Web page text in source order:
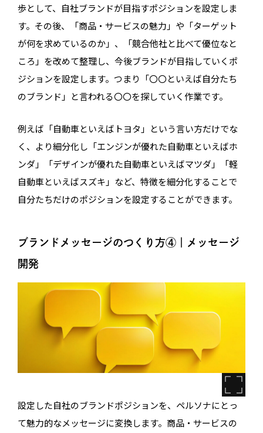
歩として、自社ブランドが目指すポジションを設定しま
す。その後、「商品・サービスの魅力」や「ターゲット
が何を求めているのか」、「競合他社と比べて優位なと
ころ」を改めて整理し、今後ブランドが目指していくポ
ジションを設定します。つまり「〇〇といえば自分たち
のブランド」と言われる〇〇を探していく作業です。
例えば「自動車といえばトヨタ」という言い方だけでな
く、より細分化し「エンジンが優れた自動車といえばホ
ンダ」「デザインが優れた自動車といえばマツダ」「軽
自動車といえばスズキ」など、特徴を細分化することで
自分たちだけのポジションを設定することができます。
ブランドメッセージのつくり方④｜メッセージ
開発
設定した自社のブランドポジションを、ペルソナにとっ
て魅力的なメッセージに変換します。商品・サービスの